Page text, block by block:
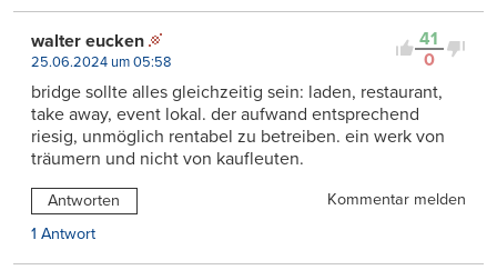
41
0
walter eucken
25.06.2024 um 05:58
bridge sollte alles gleichzeitig sein: laden, restaurant,
take away, event lokal. der aufwand entsprechend
riesig, unmöglich rentabel zu betreiben. ein werk von
träumern und nicht von kaufleuten.
Antworten
Kommentar melden
1 Antwort